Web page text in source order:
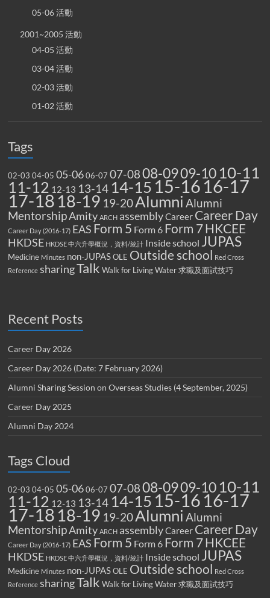
05-06 活動
2001~2005 活動
04-05 活動
03-04 活動
02-03 活動
01-02 活動
Tags
02-03 04-05 05-06 06-07 07-0808-0909-10 10-11
11-12 12-13 13-14 14-15 15-16 16-17
17-18 18-19 19-20Alumni Alumni
MentorshipAmity ARCH assemblyCareer Career Day
Career Day (2016-17) EAS Form 5 Form 6 Form 7HKCEE
HKDSE HKDSE 中六升學概況，資料/統計 Inside school JUPAS
Medicine Minutes non-JUPAS OLE Outside school Red Cross
Reference sharingTalk Walk for Living Water 求職及面試技巧
Recent Posts
Career Day 2026
Career Day 2026 (Date: 7 February 2026)
Alumni Sharing Session on Overseas Studies (4 September, 2025)
Career Day 2025
Alumni Day 2024
Tags Cloud
02-03 04-05 05-06 06-07 07-0808-0909-10 10-11
11-12 12-13 13-14 14-15 15-16 16-17
17-18 18-19 19-20Alumni Alumni
MentorshipAmity ARCH assemblyCareer Career Day
Career Day (2016-17) EAS Form 5 Form 6 Form 7HKCEE
HKDSE HKDSE 中六升學概況，資料/統計 Inside school JUPAS
Medicine Minutes non-JUPAS OLE Outside school Red Cross
Reference sharingTalk Walk for Living Water 求職及面試技巧